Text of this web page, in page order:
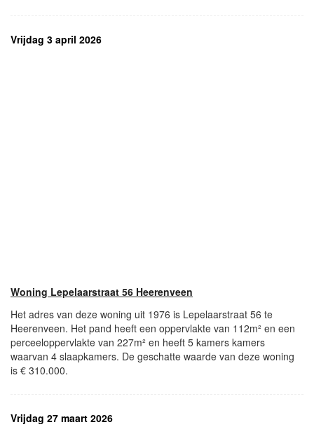
Vrijdag 3 april 2026
Woning Lepelaarstraat 56 Heerenveen
Het adres van deze woning uit 1976 is Lepelaarstraat 56 te
Heerenveen. Het pand heeft een oppervlakte van 112m² en een
perceeloppervlakte van 227m² en heeft 5 kamers kamers
waarvan 4 slaapkamers. De geschatte waarde van deze woning
is € 310.000.
Vrijdag 27 maart 2026